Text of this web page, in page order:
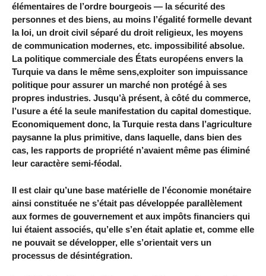
élémentaires de l’ordre bourgeois — la sécurité des
personnes et des biens, au moins l’égalité formelle devant
la loi, un droit civil séparé du droit religieux, les moyens
de communication modernes, etc. impossibilité absolue.
La politique commerciale des États européens envers la
Turquie va dans le même sens,exploiter son impuissance
politique pour assurer un marché non protégé à ses
propres industries. Jusqu’à présent, à côté du commerce,
l’usure a été la seule manifestation du capital domestique.
Economiquement donc, la Turquie resta dans l’agriculture
paysanne la plus primitive, dans laquelle, dans bien des
cas, les rapports de propriété n’avaient même pas éliminé
leur caractère semi-féodal.
Il est clair qu’une base matérielle de l’économie monétaire
ainsi constituée ne s’était pas développée parallèlement
aux formes de gouvernement et aux impôts financiers qui
lui étaient associés, qu’elle s’en était aplatie et, comme elle
ne pouvait se développer, elle s’orientait vers un
processus de désintégration.